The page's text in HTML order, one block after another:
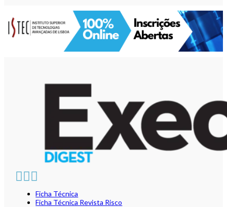
Ficha Técnica
Ficha Técnica Revista Risco